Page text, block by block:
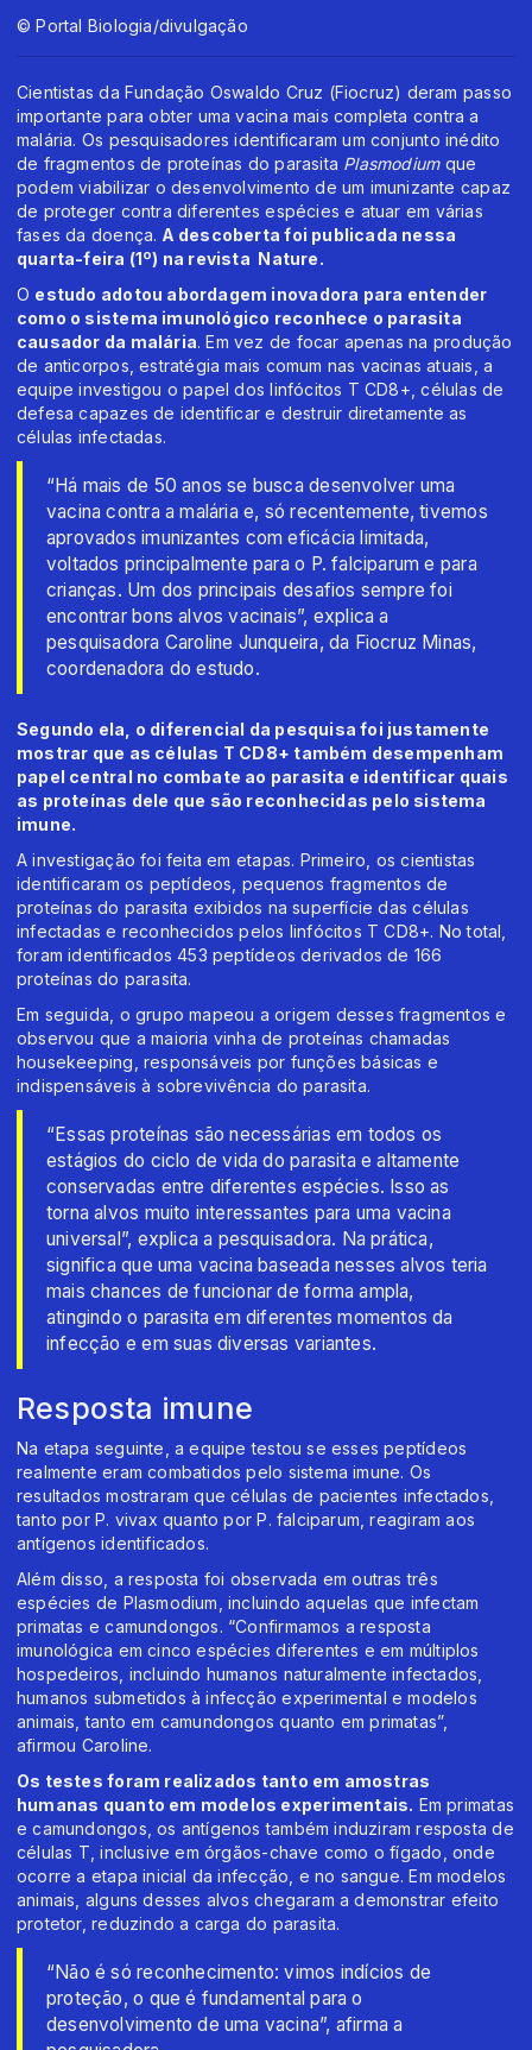
© Portal Biologia/divulgação
Cientistas da Fundação Oswaldo Cruz (Fiocruz) deram passo
importante para obter uma vacina mais completa contra a
malária. Os pesquisadores identificaram um conjunto inédito
de fragmentos de proteínas do parasita Plasmodiumque
podem viabilizar o desenvolvimento de um imunizante capaz
de proteger contra diferentes espécies e atuar em várias
fases da doença. A descoberta foi publicada nessa
quarta-feira (1º) na revista Nature.
O estudo adotou abordagem inovadora para entender
como o sistema imunológico reconhece o parasita
causador da malária. Em vez de focar apenas na produção
de anticorpos, estratégia mais comum nas vacinas atuais, a
equipe investigou o papel dos linfócitos T CD8+, células de
defesa capazes de identificar e destruir diretamente as
células infectadas.
“Há mais de 50 anos se busca desenvolver uma
vacina contra a malária e, só recentemente, tivemos
aprovados imunizantes com eficácia limitada,
voltados principalmente para o P. falciparum e para
crianças. Um dos principais desafios sempre foi
encontrar bons alvos vacinais”, explica a
pesquisadora Caroline Junqueira, da Fiocruz Minas,
coordenadora do estudo.
Segundo ela, o diferencial da pesquisa foi justamente
mostrar que as células T CD8+ também desempenham
papel central no combate ao parasita e identificar quais
as proteínas dele que são reconhecidas pelo sistema
imune.
A investigação foi feita em etapas. Primeiro, os cientistas
identificaram os peptídeos, pequenos fragmentos de
proteínas do parasita exibidos na superfície das células
infectadas e reconhecidos pelos linfócitos T CD8+. No total,
foram identificados 453 peptídeos derivados de 166
proteínas do parasita.
Em seguida, o grupo mapeou a origem desses fragmentos e
observou que a maioria vinha de proteínas chamadas
housekeeping, responsáveis por funções básicas e
indispensáveis à sobrevivência do parasita.
“Essas proteínas são necessárias em todos os
estágios do ciclo de vida do parasita e altamente
conservadas entre diferentes espécies. Isso as
torna alvos muito interessantes para uma vacina
universal”, explica a pesquisadora. Na prática,
significa que uma vacina baseada nesses alvos teria
mais chances de funcionar de forma ampla,
atingindo o parasita em diferentes momentos da
infecção e em suas diversas variantes.
Resposta imune
Na etapa seguinte, a equipe testou se esses peptídeos
realmente eram combatidos pelo sistema imune. Os
resultados mostraram que células de pacientes infectados,
tanto por P. vivax quanto por P. falciparum, reagiram aos
antígenos identificados.
Além disso, a resposta foi observada em outras três
espécies de Plasmodium, incluindo aquelas que infectam
primatas e camundongos. “Confirmamos a resposta
imunológica em cinco espécies diferentes e em múltiplos
hospedeiros, incluindo humanos naturalmente infectados,
humanos submetidos à infecção experimental e modelos
animais, tanto em camundongos quanto em primatas”,
afirmou Caroline.
Os testes foram realizados tanto em amostras
humanas quanto em modelos experimentais. Em primatas
e camundongos, os antígenos também induziram resposta de
células T, inclusive em órgãos-chave como o fígado, onde
ocorre a etapa inicial da infecção, e no sangue. Em modelos
animais, alguns desses alvos chegaram a demonstrar efeito
protetor, reduzindo a carga do parasita.
“Não é só reconhecimento: vimos indícios de
proteção, o que é fundamental para o
desenvolvimento de uma vacina”, afirma a